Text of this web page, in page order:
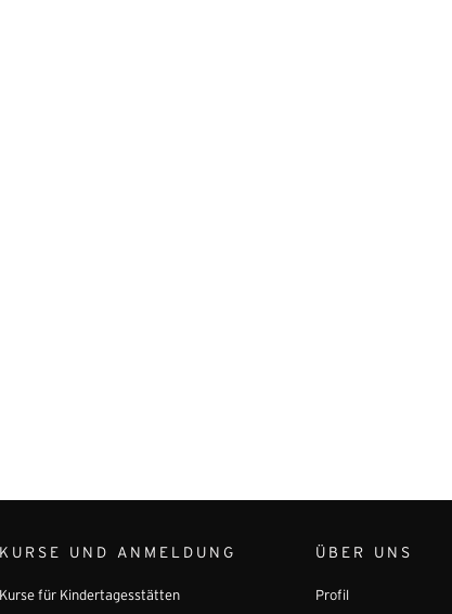
KURSE UND ANMELDUNG
Kurse für Kindertagesstätten
ÜBER UNS
Profil